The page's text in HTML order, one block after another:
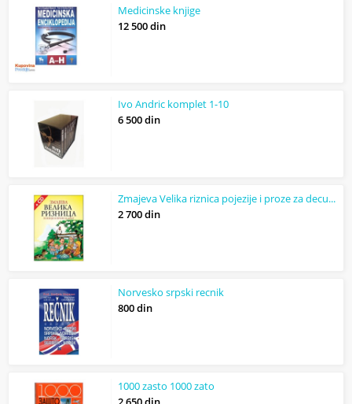
Medicinske knjige
12 500 din
Ivo Andric komplet 1-10
6 500 din
Zmajeva Velika riznica pojezije i proze za decu +CD
2 700 din
Norvesko srpski recnik
800 din
1000 zasto 1000 zato